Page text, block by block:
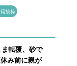
抜粋
転覆、砂で
み前に親が